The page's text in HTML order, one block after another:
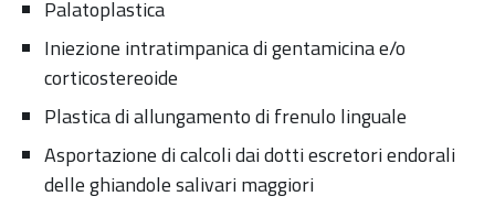
Palatoplastica
Iniezione intratimpanica di gentamicina e/o
corticostereoide
Plastica di allungamento di frenulo linguale
Asportazione di calcoli dai dotti escretori endorali
delle ghiandole salivari maggiori